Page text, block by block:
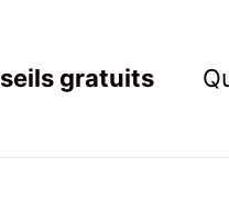
Nouveaux Robins des Bois
gratuits